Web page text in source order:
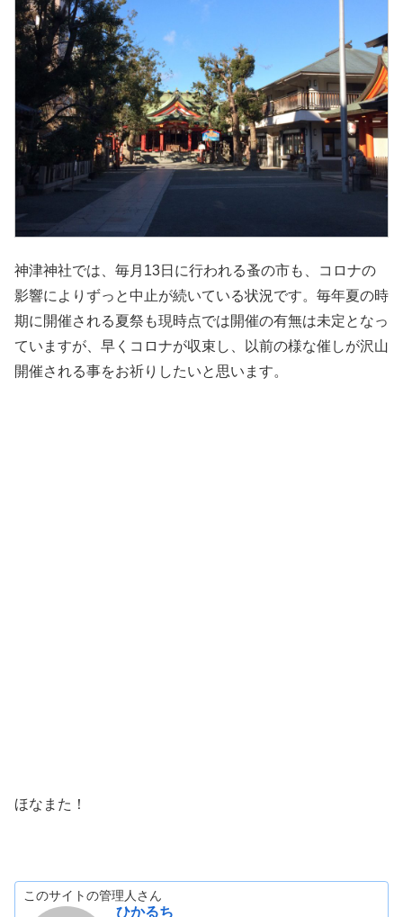
神津神社では、毎月13日に行われる蚤の市も、コロナの
影響によりずっと中止が続いている状況です。毎年夏の時
期に開催される夏祭も現時点では開催の有無は未定となっ
ていますが、早くコロナが収束し、以前の様な催しが沢山
開催される事をお祈りしたいと思います。
ほなまた！
このサイトの管理人さん
ひかるち